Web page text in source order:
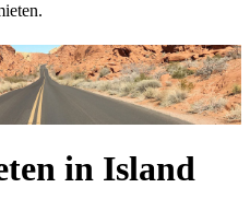
in Island